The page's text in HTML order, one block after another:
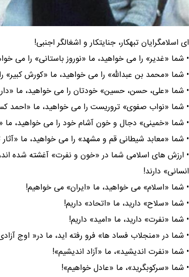
ای اسلامگرایان تبهکار، جنایتکار و اشغالگر اجنبی!
• شما «غدیر» را می خواهید، ما «نوروز باستانی» را می
• شما «محمد بن عبدالله» را می خواهید، ما «کورش کبیر»
• شما «علی، حسن، حسین» خودتان را می خواهید، ما
• شما «نواب صفوی» تروریست را می خواهید، ما «احمد
• شما «خمینی» دجال و خون آشام خود را می خواهید، ما
• شما «معابد شیطانی قم و مشهد» را می خواهید، ما
• ارزش های اسلامی شما در «خون و نفرت» آغشته شده
انسانی» دارند!
• شما «اسلام» می خواهید، ما «ایران» می خواهیم!
• شما «سلاح» دارید، ما «اتحاد» داریم!
• شما «نفرت» دارید، ما «امید» داریم!
• شما در «منجلاب فساد ها» فرو رفته اید، ما در« اوج
• شما «نفرت اندیشید»، ما «آزاد اندیشیم»!
• شما «سرکوبگرید»، ما «عادل خواهیم»!